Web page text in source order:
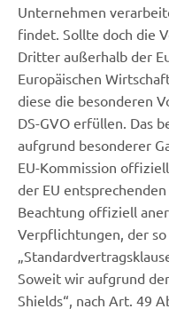
Unternehmen
findet. Sollte doch die
Dritter außerhalb der
Europäischen
diese die besonderen
DS-GVO erfüllen. Das
aufgrund besonderer
EU-Kommission
der EU
Beachtung offiziell
Verpflichtungen, der
Soweit wir aufgrund
Shields“, nach Art. 49